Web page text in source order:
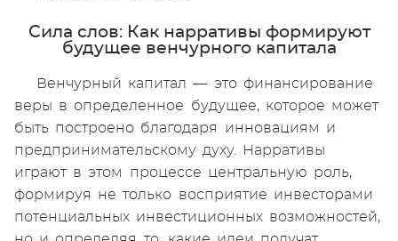
Сила слов: Как нарративы формируют
будущее венчурного капитала
Венчурный капитал — это финансирование
веры в определенное будущее, которое может
быть построено благодаря инновациям и
предпринимательскому духу. Нарративы
играют в этом процессе центральную роль,
формируя не только восприятие инвесторами
потенциальных инвестиционных возможностей,